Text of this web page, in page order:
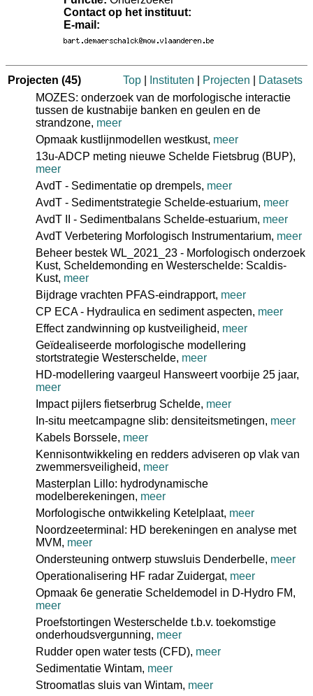
Contact op het instituut:
E-mail:
Projecten (45) Top Instituten Projecten
Datasets
MOZES: onderzoek van de morfologische interactie
tussen de kustnabije banken en geulen en de
strandzone, meer
Opmaak kustlijnmodellen westkust, meer
13u-ADCP meting nieuwe Schelde Fietsbrug (BUP),
meer
AvdT - Sedimentatie op drempels, meer
AvdT - Sedimentstrategie Schelde-estuarium, meer
AvdT II - Sedimentbalans Schelde-estuarium, meer
AvdT Verbetering Morfologisch Instrumentarium, meer
Beheer bestek WL_2021_23 - Morfologisch onderzoek
Kust, Scheldemonding en Westerschelde: Scaldis-
Kust, meer
Bijdrage vrachten PFAS-eindrapport, meer
CP ECA - Hydraulica en sediment aspecten, meer
Effect zandwinning op kustveiligheid, meer
Geïdealiseerde morfologische modellering
stortstrategie Westerschelde, meer
HD-modellering vaargeul Hansweert voorbije 25 jaar,
meer
Impact pijlers fietserbrug Schelde, meer
In-situ meetcampagne slib: densiteitsmetingen, meer
Kabels Borssele, meer
Kennisontwikkeling en redders adviseren op vlak van
zwemmersveiligheid, meer
Masterplan Lillo: hydrodynamische
modelberekeningen, meer
Morfologische ontwikkeling Ketelplaat, meer
Noordzeeterminal: HD berekeningen en analyse met
MVM, meer
Ondersteuning ontwerp stuwsluis Denderbelle, meer
Operationalisering HF radar Zuidergat, meer
Opmaak 6e generatie Scheldemodel in D-Hydro FM,
meer
Proefstortingen Westerschelde t.b.v. toekomstige
onderhoudsvergunning, meer
Rudder open water tests (CFD), meer
Sedimentatie Wintam, meer
Stroomatlas sluis van Wintam, meer